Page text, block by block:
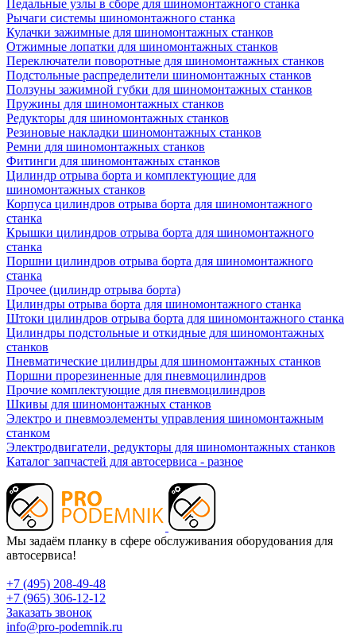
Педальные узлы в сборе для шиномонтажного станка
Рычаги системы шиномонтажного станка
Кулачки зажимные для шиномонтажных станков
Отжимные лопатки для шиномонтажных станков
Переключатели поворотные для шиномонтажных станков
Подстольные распределители шиномонтажных станков
Ползуны зажимной губки для шиномонтажных станков
Пружины для шиномонтажных станков
Редукторы для шиномонтажных станков
Резиновые накладки шиномонтажных станков
Ремни для шиномонтажных станков
Фитинги для шиномонтажных станков
Цилиндр отрыва борта и комплектующие для
шиномонтажных станков
Корпуса цилиндров отрыва борта для шиномонтажного
станка
Крышки цилиндров отрыва борта для шиномонтажного
станка
Поршни цилиндров отрыва борта для шиномонтажного
станка
Прочее (цилиндр отрыва борта)
Цилиндры отрыва борта для шиномонтажного станка
Штоки цилиндров отрыва борта для шиномонтажного станка
Цилиндры подстольные и откидные для шиномонтажных
станков
Пневматические цилиндры для шиномонтажных станков
Поршни прорезиненные для пневмоцилиндров
Прочие комплектующие для пневмоцилиндров
Шкивы для шиномонтажных станков
Электро и пневмоэлементы управления шиномонтажным
станком
Электродвигатели, редукторы для шиномонтажных станков
Каталог запчастей для автосервиса - разное
Мы задаём планку в сфере обслуживания оборудования для
автосервиса!
+7 (495) 208-49-48
+7 (965) 306-12-12
Заказать звонок
info@pro-podemnik.ru